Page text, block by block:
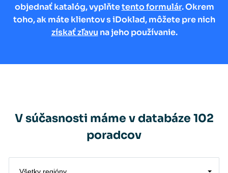
objednať katalóg, vyplňtetento formulár. Okrem
toho, ak máte klientov s iDoklad, môžete pre nich
získať zľavu na jeho používanie.
V súčasnosti máme v databáze 102
poradcov